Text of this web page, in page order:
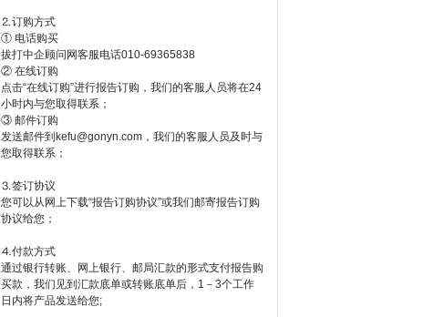
⒉订购方式
① 电话购买
拔打中企顾问网客服电话010-69365838
② 在线订购
点击“在线订购”进行报告订购，我们的客服人员将在24
小时内与您取得联系；
③ 邮件订购
发送邮件到kefu@gonyn.com，我们的客服人员及时与
您取得联系；
⒊签订协议
您可以从网上下载“报告订购协议”或我们邮寄报告订购
协议给您；
⒋付款方式
通过银行转账、网上银行、邮局汇款的形式支付报告购
买款，我们见到汇款底单或转账底单后，1－3个工作
日内将产品发送给您;